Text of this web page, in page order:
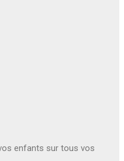
enfants sur tous vos